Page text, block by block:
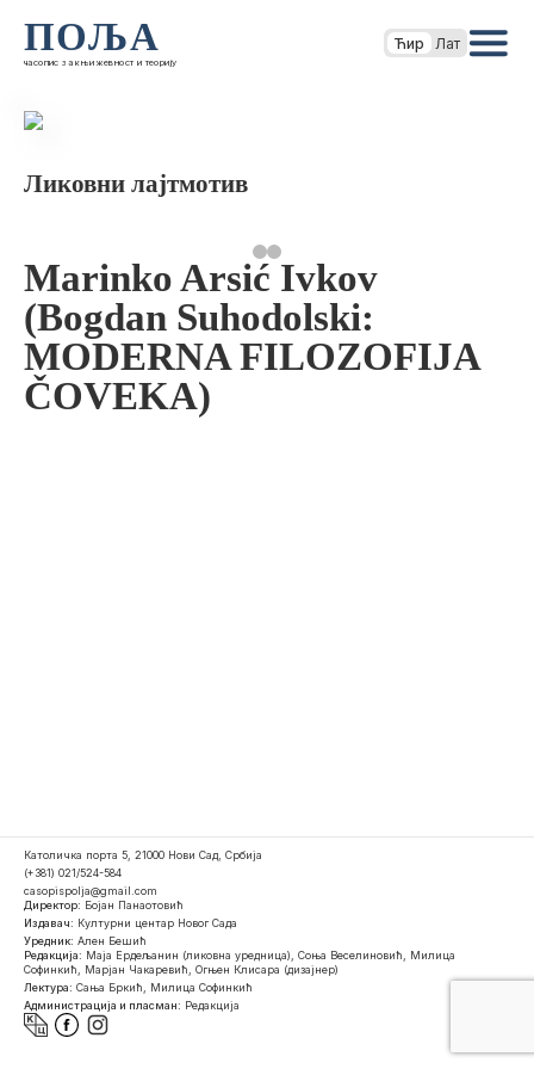
ПОЉА
часопис за књижевност и теорију
Ћир Лат
Ликовни лајтмотив
Marinko Arsić Ivkov
(Bogdan Suhodolski:
MODERNA FILOZOFIJA
ČOVEKA)
Католичка порта 5, 21000 Нови Сад, Србија
(+381) 021/524-584
casopispolja@gmail.com
Директор: Бојан Панаотовић
Издавач: Културни центар Новог Сада
Уредник: Ален Бешић
Редакција: Маја Ердељанин (ликовна уредница), Соња Веселиновић, Милица
Софинкић, Марјан Чакаревић, Огњен Клисара (дизајнер)
Лектура: Сања Бркић, Милица Софинкић
Администрација и пласман: Редакција